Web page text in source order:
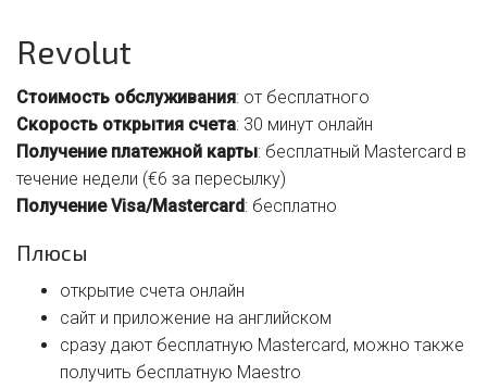
Revolut
Стоимость обслуживания: от бесплатного
Скорость открытия счета: 30 минут онлайн
Получение платежной карты: бесплатный Mastercard в
течение недели (€6 за пересылку)
Получение Visa/Mastercard : бесплатно
Плюсы
открытие счета онлайн
сайт и приложение на английском
сразу дают бесплатную Mastercard, можно также
получить бесплатную Maestro